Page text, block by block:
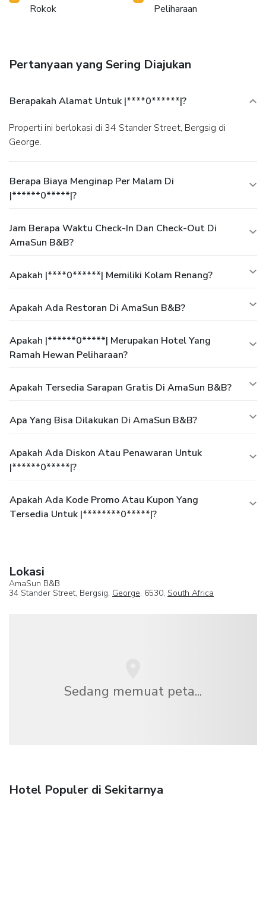
Rokok
Peliharaan
Pertanyaan yang Sering Diajukan
Berapakah Alamat Untuk |****0******|?
Properti ini berlokasi di 34 Stander Street, Bergsig di
George.
Berapa Biaya Menginap Per Malam Di
|******0*****|?
Jam Berapa Waktu Check-In Dan Check-Out Di
AmaSun B&B?
Apakah |****0******| Memiliki Kolam Renang?
Apakah Ada Restoran Di AmaSun B&B?
Apakah |******0*****| Merupakan Hotel Yang
Ramah Hewan Peliharaan?
Apakah Tersedia Sarapan Gratis Di AmaSun B&B?
Apa Yang Bisa Dilakukan Di AmaSun B&B?
Apakah Ada Diskon Atau Penawaran Untuk
|******0*****|?
Apakah Ada Kode Promo Atau Kupon Yang
Tersedia Untuk |********0*****|?
Lokasi
AmaSun B&B
34 Stander Street, Bergsig, George, 6530, South Africa
Sedang memuat peta...
Hotel Populer di Sekitarnya